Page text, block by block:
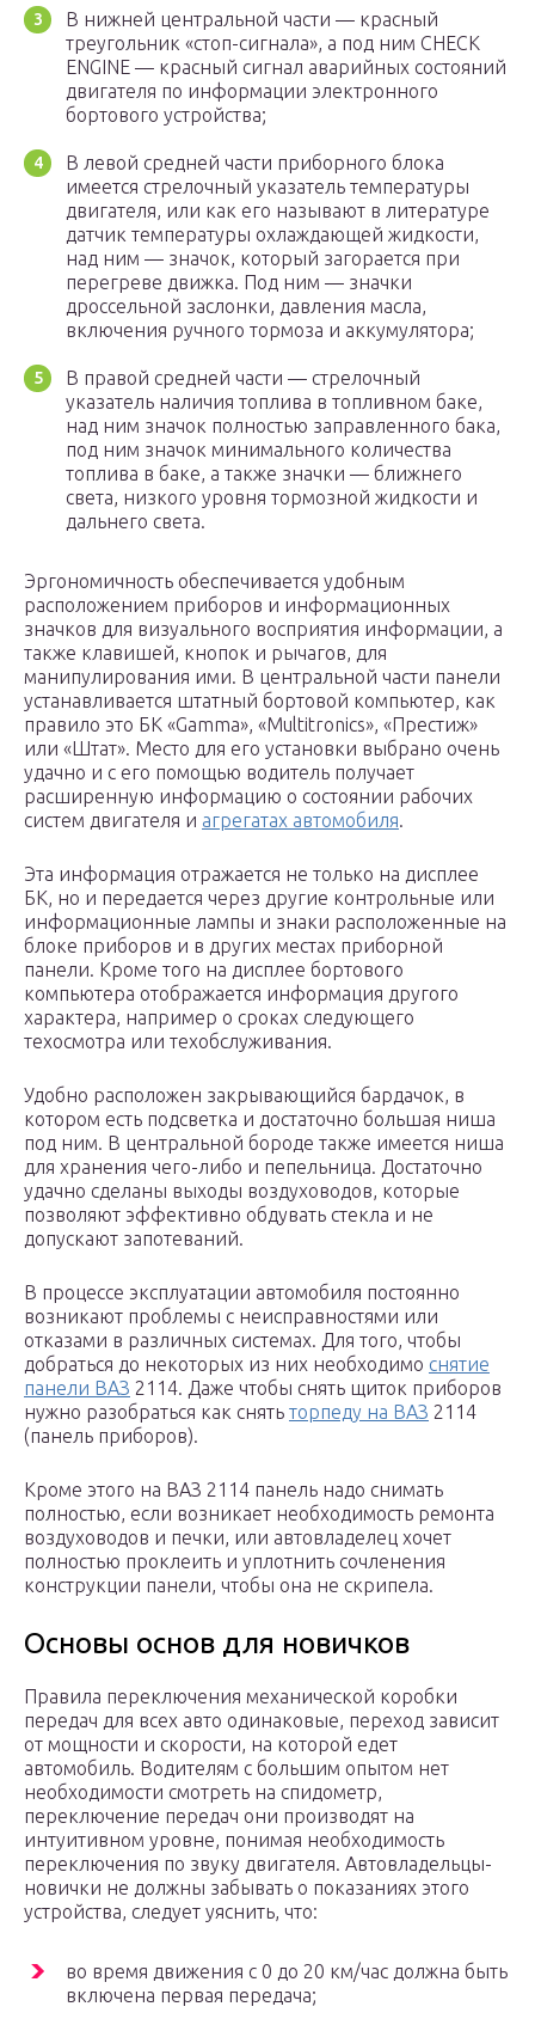
В нижней центральной части — красный
треугольник «стоп-сигнала», а под ним CHECK
ENGINE — красный сигнал аварийных состояний
двигателя по информации электронного
бортового устройства;
В левой средней части приборного блока
имеется стрелочный указатель температуры
двигателя, или как его называют в литературе
датчик температуры охлаждающей жидкости,
над ним — значок, который загорается при
перегреве движка. Под ним — значки
дроссельной заслонки, давления масла,
включения ручного тормоза и аккумулятора;
В правой средней части — стрелочный
указатель наличия топлива в топливном баке,
над ним значок полностью заправленного бака,
под ним значок минимального количества
топлива в баке, а также значки — ближнего
света, низкого уровня тормозной жидкости и
дальнего света.
Эргономичность обеспечивается удобным
расположением приборов и информационных
значков для визуального восприятия информации, а
также клавишей, кнопок и рычагов, для
манипулирования ими. В центральной части панели
устанавливается штатный бортовой компьютер, как
правило это БК «Gamma», «Multitronics», «Престиж»
или «Штат». Место для его установки выбрано очень
удачно и с его помощью водитель получает
расширенную информацию о состоянии рабочих
систем двигателя и агрегатах автомобиля.
Эта информация отражается не только на дисплее
БК, но и передается через другие контрольные или
информационные лампы и знаки расположенные на
блоке приборов и в других местах приборной
панели. Кроме того на дисплее бортового
компьютера отображается информация другого
характера, например о сроках следующего
техосмотра или техобслуживания.
Удобно расположен закрывающийся бардачок, в
котором есть подсветка и достаточно большая ниша
под ним. В центральной бороде также имеется ниша
для хранения чего-либо и пепельница. Достаточно
удачно сделаны выходы воздуховодов, которые
позволяют эффективно обдувать стекла и не
допускают запотеваний.
В процессе эксплуатации автомобиля постоянно
возникают проблемы с неисправностями или
отказами в различных системах. Для того, чтобы
добраться до некоторых из них необходимо снятие
панели ВАЗ 2114. Даже чтобы снять щиток приборов
нужно разобраться как снять торпеду на ВАЗ 2114
(панель приборов).
Кроме этого на ВАЗ 2114 панель надо снимать
полностью, если возникает необходимость ремонта
воздуховодов и печки, или автовладелец хочет
полностью проклеить и уплотнить сочленения
конструкции панели, чтобы она не скрипела.
Основы основ для новичков
Правила переключения механической коробки
передач для всех авто одинаковые, переход зависит
от мощности и скорости, на которой едет
автомобиль. Водителям с большим опытом нет
необходимости смотреть на спидометр,
переключение передач они производят на
интуитивном уровне, понимая необходимость
переключения по звуку двигателя. Автовладельцы-
новички не должны забывать о показаниях этого
устройства, следует уяснить, что:
во время движения с 0 до 20 км/час должна быть
включена первая передача;